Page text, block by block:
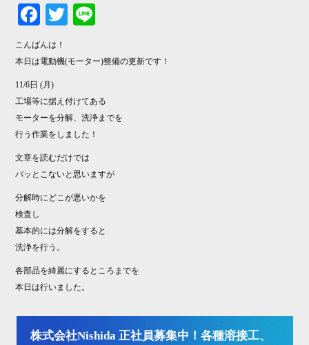
Fa
ce
bo
ok
T
tte
こんばんは！
本日は電動機(モーター)整備の更新です！
11/6日 (月)
工場等に据え付けてある
モーターを分解、洗浄までを
行う作業をしました！
文章を読むだけでは
パッとこないと思いますが
分解時にどこが悪いかを
検査し
基本的には分解をすると
洗浄を行う。
各部品を綺麗にするところまでを
本日は行いました。
株式会社Nishida 正社員募集中！各種溶接工、